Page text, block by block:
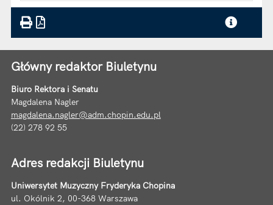
Główny redaktor Biuletynu
Biuro Rektora i Senatu
Magdalena Nagler
magdalena.nagler@adm.chopin.edu.pl
(22) 278 92 55
Adres redakcji Biuletynu
Uniwersytet Muzyczny Fryderyka Chopina
ul. Okólnik 2, 00-368 Warszawa